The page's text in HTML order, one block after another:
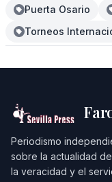
Puerta Osario
Torneos
Periodismo
sobre la actualidad
la veracidad y el